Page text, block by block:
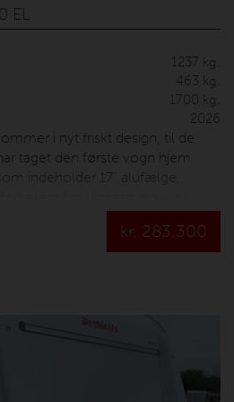
EL
1237 kg.
463 kg.
1700 kg.
2026
i nyt friskt design, til de
taget den første vogn hjem
indeholder 17" alufælge,
multifunktionsbakke, glatte
Prisen er inkl. udstyr,
nummerplade.
kr. 283.300